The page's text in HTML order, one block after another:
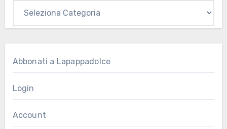
Abbonati a Lapappadolce
Login
Account